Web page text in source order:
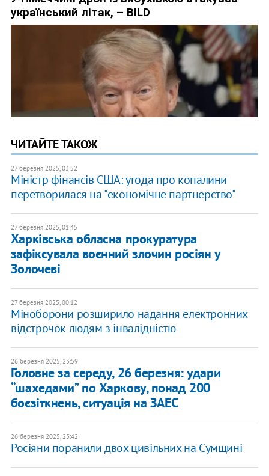
ЧИТАЙТЕ ТАКОЖ
27 березня 2025, 03:52
Міністр фінансів США: угода про копалини
перетворилася на "економічне партнерство"
27 березня 2025, 01:45
Харківська обласна прокуратура
зафіксувала воєнний злочин росіян у
Золочеві
27 березня 2025, 00:12
Міноборони розширило надання електронних
відстрочок людям з інвалідністю
26 березня 2025, 23:59
Головне за середу, 26 березня: удари
“шахедами” по Харкову, понад 200
боєзіткнень, ситуація на ЗАЕС
26 березня 2025, 23:42
Росіяни поранили двох цивільних на Сумщині